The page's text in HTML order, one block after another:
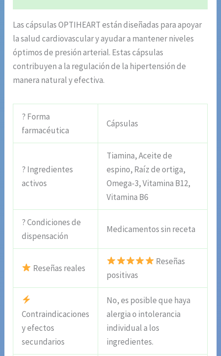
Las cápsulas OPTIHEART están diseñadas para apoyar
la salud cardiovascular y ayudar a mantener niveles
óptimos de presión arterial. Estas cápsulas
contribuyen a la regulación de la hipertensión de
manera natural y efectiva.
? Forma
farmacéutica
Cápsulas
? Ingredientes
activos
Tiamina, Aceite de
espino, Raíz de ortiga,
Omega-3, Vitamina B12,
Vitamina B6
? Condiciones de
dispensación
Medicamentos sin receta
Reseñas reales
Reseñas
positivas
Contraindicaciones
y efectos
secundarios
No, es posible que haya
alergia o intolerancia
individual a los
ingredientes.